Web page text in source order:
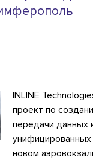
INLINE
проект по
передачи данных
новом